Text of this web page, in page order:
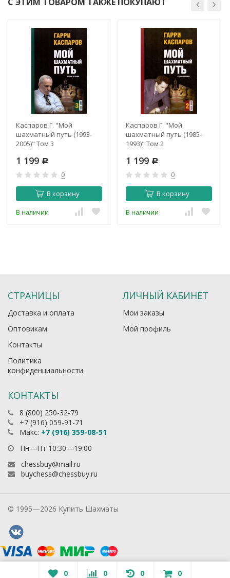
Каспаров Г. "Мой
шахматный путь (1993-
2005)" Том 3
1 199 Р
0
В корзину
В наличии
Каспаров Г. "Мой
шахматный путь (1985-
1993)" Том 2
1 199 Р
0
В корзину
В наличии
СТРАНИЦЫ
Доставка и оплата
Оптовикам
Контакты
Политика
конфиденциальности
ЛИЧНЫЙ КАБИНЕТ
Мои заказы
Мой профиль
КОНТАКТЫ
8 (800) 250-32-79
+7 (916) 059-91-71
Макс: +7 (916) 359-08-51
Пн—Пт 10:30—19:00
chessbuy@mail.ru
buychess@chessbuy.ru
© 1995—2026 Купить Шахматы
0 0 0 0